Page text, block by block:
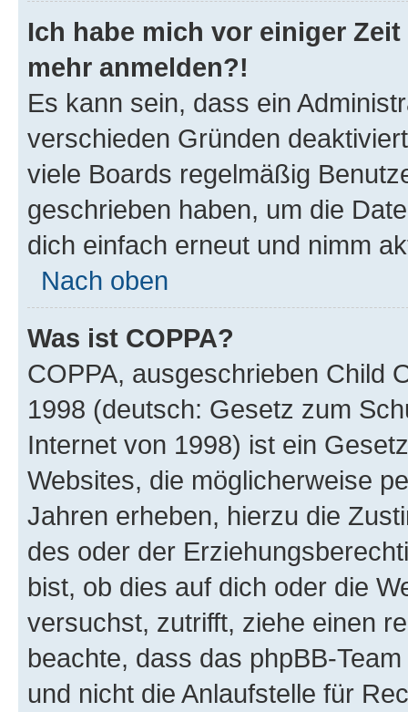
Ich habe mich vor einiger
mehr anmelden?!
Es kann sein, dass ein
verschieden Gründen
viele Boards regelmäßig
geschrieben haben, um die
dich einfach erneut und nimm
Nach oben
Was ist COPPA?
COPPA, ausgeschrieben Child
1998 (deutsch: Gesetz zum
Internet von 1998) ist ein
Websites, die möglicherweise
Jahren erheben, hierzu die
des oder der
bist, ob dies auf dich oder die
versuchst, zutrifft, ziehe einen
beachte, dass das phpBB-
und nicht die Anlaufstelle für